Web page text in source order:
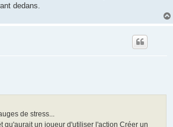
dedans.
de stress...
qu'aurait un joueur d'utiliser l'action Créer un